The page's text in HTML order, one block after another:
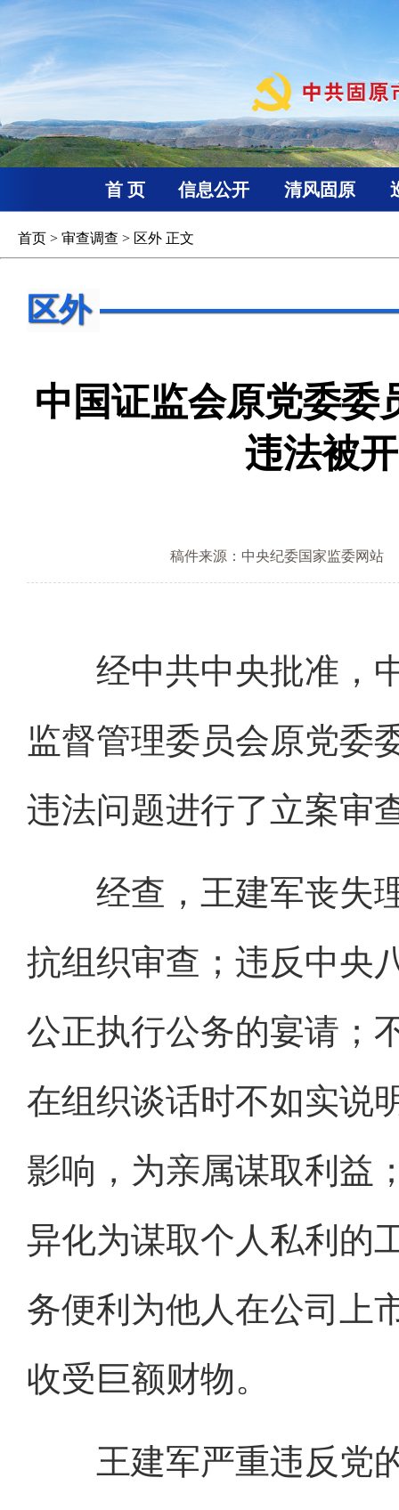
首 页 信息公开 清风固原
首页 > 审查调查 > 区外 正文
区外
中国证监会原党委委
违法被
稿件来源：中央纪委国家监委网站
经中共中央批准，中
监督管理委员会原党委
违法问题进行了立案审
经查，王建军丧失理
抗组织审查；违反中央
公正执行公务的宴请；
在组织谈话时不如实说
影响，为亲属谋取利益
异化为谋取个人私利的
务便利为他人在公司上
收受巨额财物。
王建军严重违反党的